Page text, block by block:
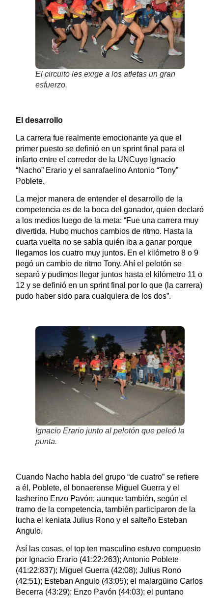
El circuito les exige a los atletas un gran
esfuerzo.
El desarrollo
La carrera fue realmente emocionante ya que el
primer puesto se definió en un sprint final para el
infarto entre el corredor de la UNCuyo Ignacio
“Nacho” Erario y el sanrafaelino Antonio “Tony”
Poblete.
La mejor manera de entender el desarrollo de la
competencia es de la boca del ganador, quien declaró
a los medios luego de la meta: “Fue una carrera muy
divertida. Hubo muchos cambios de ritmo. Hasta la
cuarta vuelta no se sabía quién iba a ganar porque
llegamos los cuatro muy juntos. En el kilómetro 8 o 9
pegó un cambio de ritmo Tony. Ahí el pelotón se
separó y pudimos llegar juntos hasta el kilómetro 11 o
12 y se definió en un sprint final por lo que (la carrera)
pudo haber sido para cualquiera de los dos”.
Ignacio Erario junto al pelotón que peleó la
punta.
Cuando Nacho habla del grupo “de cuatro” se refiere
a él, Poblete, el bonaerense Miguel Guerra y el
lasherino Enzo Pavón; aunque también, según el
tramo de la competencia, también participaron de la
lucha el keniata Julius Rono y el salteño Esteban
Angulo.
Así las cosas, el top ten masculino estuvo compuesto
por Ignacio Erario (41:22:263); Antonio Poblete
(41:22:837); Miguel Guerra (42:08); Julius Rono
(42:51); Esteban Angulo (43:05); el malargüino Carlos
Becerra (43:29); Enzo Pavón (44:03); el puntano